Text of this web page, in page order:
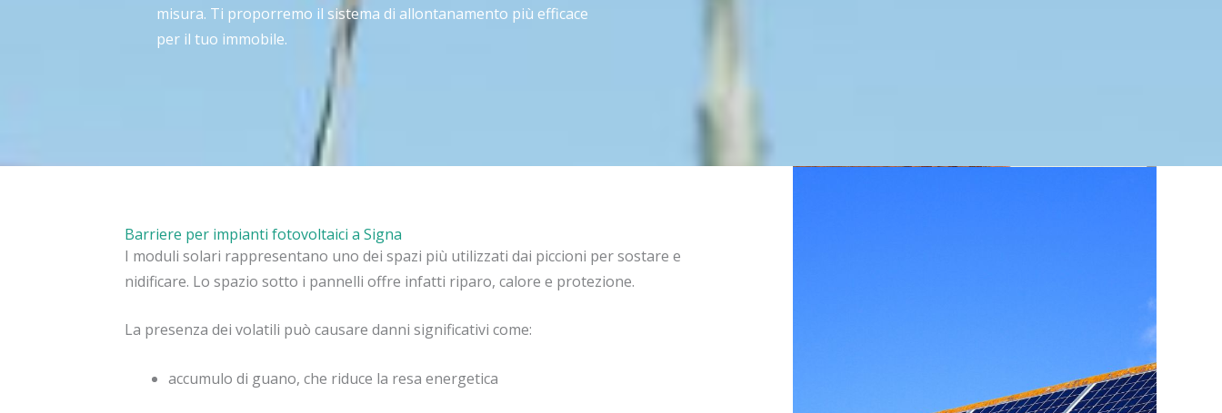
misura. Ti proporremo il sistema di allontanamento più efficace
per il tuo immobile.
Barriere per impianti fotovoltaici a Signa
I moduli solari rappresentano uno dei spazi più utilizzati dai piccioni per sostare e
nidificare. Lo spazio sotto i pannelli offre infatti riparo, calore e protezione.
La presenza dei volatili può causare danni significativi come:
accumulo di guano, che riduce la resa energetica